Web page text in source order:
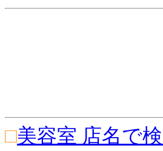
□美容室 店名で